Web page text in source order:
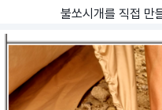
불쏘시개를 직접 만